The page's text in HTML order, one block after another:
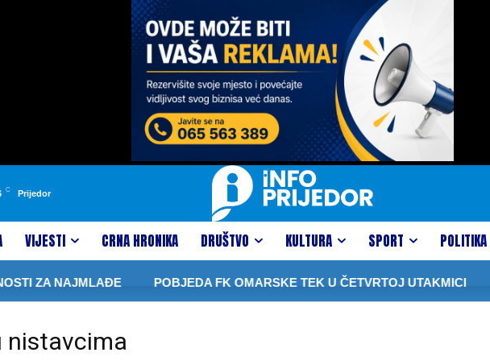
C Prijedor
VIJESTI CRNA HRONIKA DRUŠTVO KULTURA SPORT POLITIKA
ZA NAJMLAĐE POBJEDA FK OMARSKE TEK U ČETVRTOJ UTAKMICI
nistavcima